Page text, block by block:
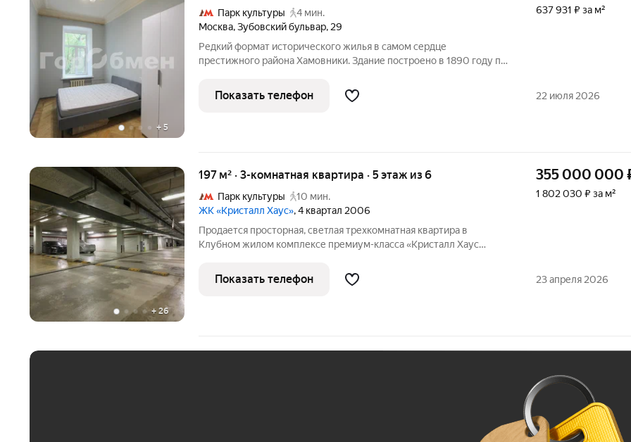
+ 5
Парк культуры
4 мин.
Москва,Зубовский бульвар, 29
Редкий формат исторического жилья в самом сердце
престижного района Хамовники. Здание построено в 1890 году по
дореволюционной архитектуры и высокой инвестиционной
ценностью. Высокие потолки:
637 931 ₽ за м²
Показать телефон 22 июля 2026
+ 26
197 м² · 3-комнатная квартира · 5 этаж из 6
Парк культуры
10 мин.
ЖК «Кристалл Хаус», 4 квартал 2006
Продается просторная, светлая трехкомнатная квартира в
Клубном жилом комплексе премиум-класса «Кристалл Хаус
месте, в центре района элитной застройки Золотая Миля.
Красивый жилой
355 000 000
1 802 030 ₽ за м²
Показать телефон 23 апреля 2026